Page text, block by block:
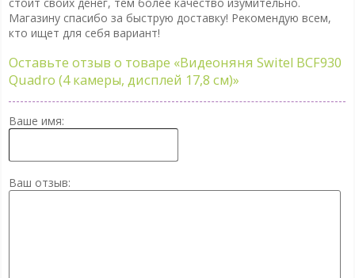
стоит своих денег, тем более качество изумительно.
Магазину спасибо за быструю доставку! Рекомендую всем,
кто ищет для себя вариант!
Оставьте отзыв о товаре «Видеоняня Switel BCF930
Quadro (4 камеры, дисплей 17,8 см)»
Ваше имя:
Ваш отзыв: